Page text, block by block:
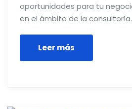
oportunidades para tu
en el ámbito de la consultoría.
Leer más